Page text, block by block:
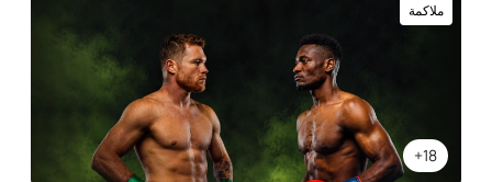
18+
ملاكمة